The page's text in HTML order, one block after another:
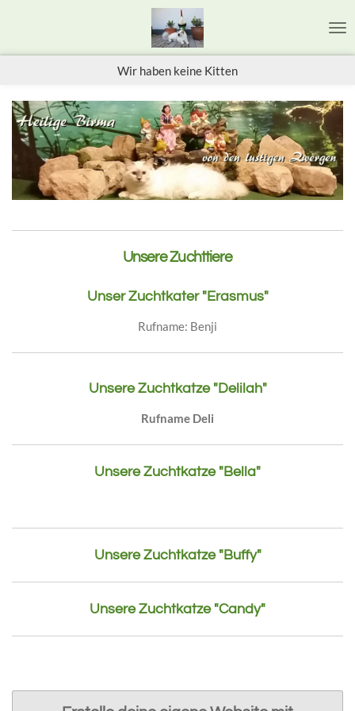
Wir haben keine Kitten
Unsere Zuchttiere
Unser Zuchtkater "Erasmus"
Rufname: Benji
Unsere Zuchtkatze "Delilah"
Rufname Deli
Unsere Zuchtkatze "Bella"
Unsere Zuchtkatze "Buffy"
Unsere Zuchtkatze "Candy"